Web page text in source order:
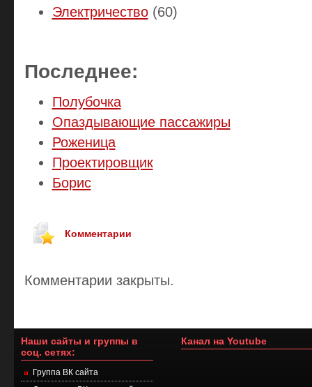
Электричество(60)
Последнее:
Полубочка
Опаздывающие пассажиры
Роженица
Проектировщик
Борис
Комментарии
Комментарии закрыты.
Наши сайты и группы в
соц. сетях:
Группа ВК сайта
Канал на Youtube